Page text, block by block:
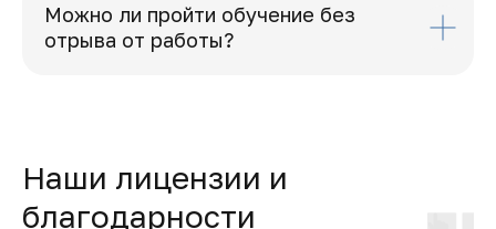
Можно ли пройти обучение без
отрыва от работы?
Наши лицензии и
благодарности